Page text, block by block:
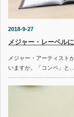
2018-9-27
メジャー・レーベル
メジャー・アーティスト
いますか。「コンペ」と…